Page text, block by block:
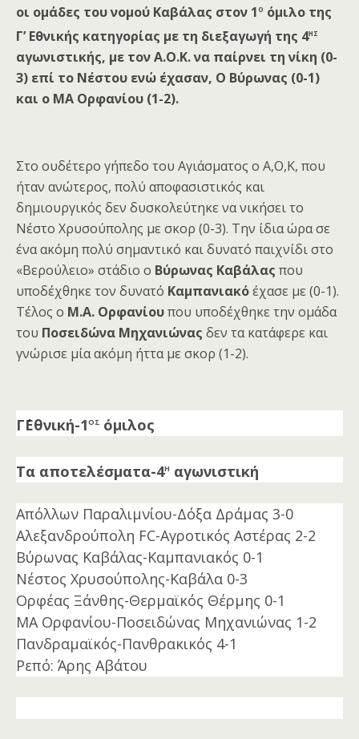
οι ομάδες του νομού Καβάλας στον 1ο όμιλο της
Γ’ Εθνικής κατηγορίας με τη διεξαγωγή της 4ης
αγωνιστικής, με τον Α.Ο.Κ. να παίρνει τη νίκη (0-
3) επί το Νέστου ενώ έχασαν, Ο Βύρωνας (0-1)
και ο ΜΑ Ορφανίου (1-2).
Στο ουδέτερο γήπεδο του Αγιάσματος ο Α,Ο,Κ, που
ήταν ανώτερος, πολύ αποφασιστικός και
δημιουργικός δεν δυσκολεύτηκε να νικήσει το
Νέστο Χρυσούπολης με σκορ (0-3). Την ίδια ώρα σε
ένα ακόμη πολύ σημαντικό και δυνατό παιχνίδι στο
«Βερούλειο» στάδιο ο Βύρωνας Καβάλας που
υποδέχθηκε τον δυνατό Καμπανιακόέχασε με (0-1).
Τέλος ο Μ.Α. Ορφανίουπου υποδέχθηκε την ομάδα
του Ποσειδώνα Μηχανιώνας δεν τα κατάφερε και
γνώρισε μία ακόμη ήττα με σκορ (1-2).
Γ΄Εθνική-1ος όμιλος
Τα αποτελέσματα-4η αγωνιστική
Απόλλων Παραλιμνίου-Δόξα Δράμας 3-0
Αλεξανδρούπολη FC-Αγροτικός Αστέρας 2-2
Βύρωνας Καβάλας-Καμπανιακός 0-1
Νέστος Χρυσούπολης-Καβάλα 0-3
Ορφέας Ξάνθης-Θερμαϊκός Θέρμης 0-1
ΜΑ Ορφανίου-Ποσειδώνας Μηχανιώνας 1-2
Πανδραμαϊκός-Πανθρακικός 4-1
Ρεπό: Άρης Αβάτου